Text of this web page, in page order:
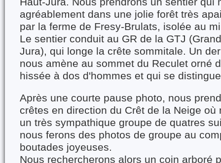
agréablement dans une jolie forêt très
par la ferme de Fresy-Brulats, isolée au
Le sentier conduit au GR de la GTJ
Jura), qui longe la crête sommitale. Un
nous amène au sommet du Reculet orné
hissée à dos d'hommes et qui se
Après une courte pause photo, nous
crêtes en direction du Crêt de la Neige où
un très sympathique groupe de quatres
nous ferons des photos de groupe au
boutades joyeuses.
Nous rechercherons alors un coin arboré